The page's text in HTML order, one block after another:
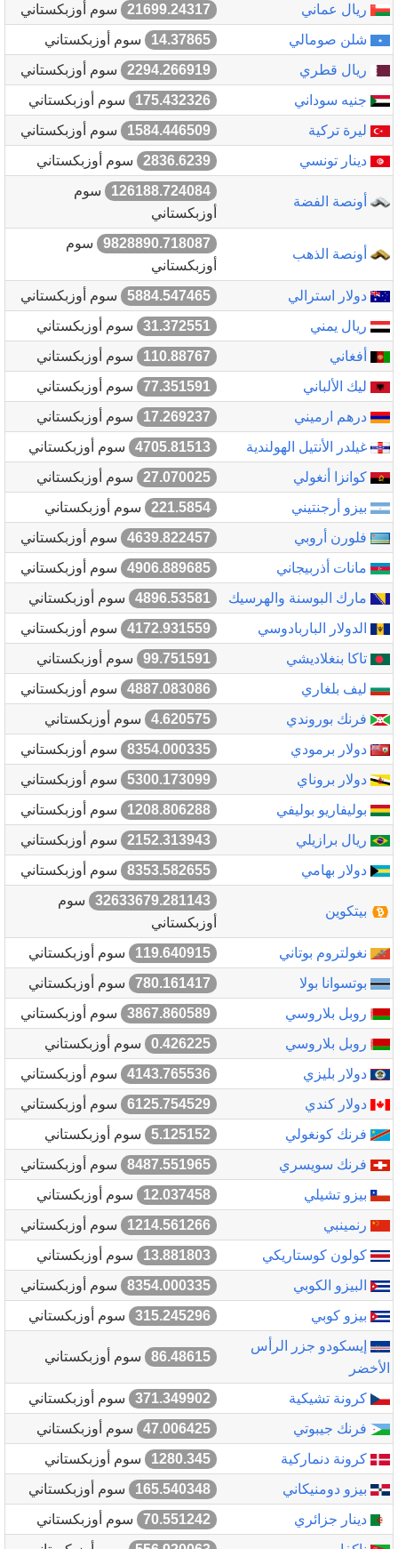
ريال عماني
21699.24317
سوم أوزبكستاني
شلن صومالي
14.37865
سوم أوزبكستاني
ريال قطري
2294.266919
سوم أوزبكستاني
جنيه سوداني
175.432326
سوم أوزبكستاني
ليرة تركية
1584.446509
سوم أوزبكستاني
دينار تونسي
2836.6239 سوم أوزبكستاني
أونصة الفضة
126188.724084
سوم
أوزبكستاني
أونصة الذهب
9828890.718087
سوم
أوزبكستاني
دولار استرالي
5884.547465
سوم أوزبكستاني
ريال يمني
31.372551
سوم أوزبكستاني
أفغاني
110.88767
سوم أوزبكستاني
ليك الألباني
77.351591
سوم أوزبكستاني
درهم ارميني
17.269237
سوم أوزبكستاني
غيلدر الأنتيل الهولندية
4705.81513
سوم أوزبكستاني
كوانزا أنغولي
27.070025
سوم أوزبكستاني
بيزو أرجنتيني
221.5854
سوم أوزبكستاني
فلورن أروبي
4639.822457
سوم أوزبكستاني
مانات أذربيجاني
4906.889685
سوم أوزبكستاني
مارك البوسنة والهرسيك
4896.53581
سوم أوزبكستاني
الدولار الباربادوسي
4172.931559
سوم أوزبكستاني
تاكا بنغلاديشي
99.751591
سوم أوزبكستاني
ليف بلغاري
4887.083086
سوم أوزبكستاني
فرنك بوروندي
4.620575
سوم أوزبكستاني
دولار برمودي
8354.000335
سوم أوزبكستاني
دولار بروناي
5300.173099
سوم أوزبكستاني
بوليفاريو بوليفي
1208.806288
سوم أوزبكستاني
ريال برازيلي
2152.313943
سوم أوزبكستاني
دولار بهامي
8353.582655 سوم أوزبكستاني
بيتكوين
32633679.281143
سوم
أوزبكستاني
نغولتروم بوتاني
119.640915
سوم أوزبكستاني
بوتسوانا بولا
780.161417
سوم أوزبكستاني
روبل بلاروسي
3867.860589
سوم أوزبكستاني
روبل بلاروسي
0.426225
سوم أوزبكستاني
دولار بليزي
4143.765536
سوم أوزبكستاني
دولار كندي
6125.754529
سوم أوزبكستاني
فرنك كونغولي
5.125152
سوم أوزبكستاني
فرنك سويسري
8487.551965
سوم أوزبكستاني
بيزو تشيلي
12.037458
سوم أوزبكستاني
رنمينبي
1214.561266
سوم أوزبكستاني
كولون كوستاريكي
13.881803
سوم أوزبكستاني
البيزو الكوبي
8354.000335
سوم أوزبكستاني
بيزو كوبي
315.245296
سوم أوزبكستاني
إيسكودو جزر الرأس
الأخضر
86.48615 سوم أوزبكستاني
كرونة تشيكية 371.349902
سوم أوزبكستاني
فرنك جيبوتي
47.006425
سوم أوزبكستاني
كرونة دنماركية
1280.345
سوم أوزبكستاني
بيزو دومنيكاني
165.540348
سوم أوزبكستاني
دينار جزائري
70.551242
سوم أوزبكستاني